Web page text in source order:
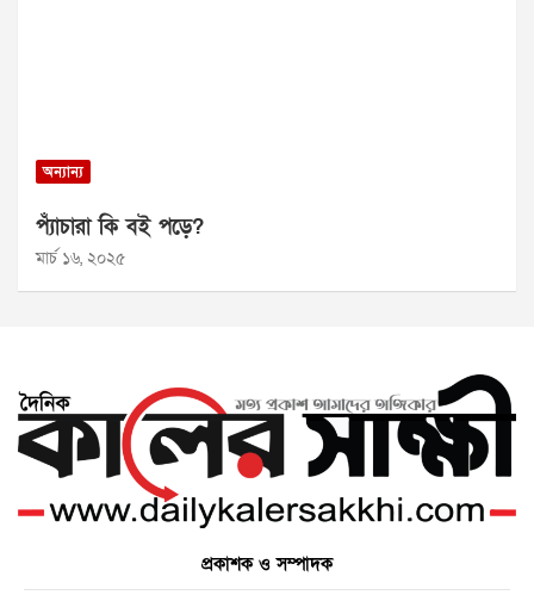
অন্যান্য
প্যাঁচারা কি বই পড়ে?
মার্চ ১৬, ২০২৫
প্রকাশক ও সম্পাদক